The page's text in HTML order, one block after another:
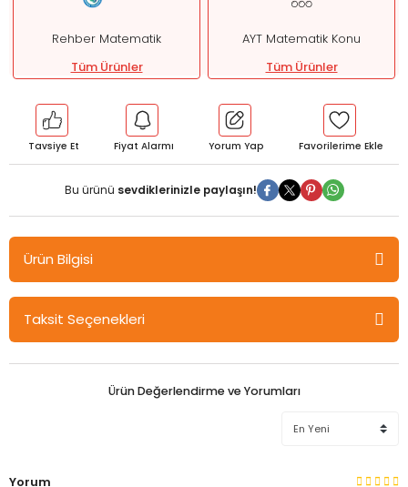
Rehber Matematik
Tüm Ürünler
AYT Matematik Konu
Tüm Ürünler
Tavsiye Et Fiyat Alarmı Yorum Yap
Bu ürünü sevdiklerinizle paylaşın!
Ürün Bilgisi
Rehber Matematik YKS AYT 65 Günde Matematik Kampı Video
Ders Notları Rehber Matematik
Her yıl yeni bir tayfa için başlattığımız 65 Günde AYT Matematik
Matematik Kampı’nı sizlerden gelen yoğun istek üzerine 65
Taksit Seçenekleri
Ürün Değerlendirme ve Yorumları
Yorum